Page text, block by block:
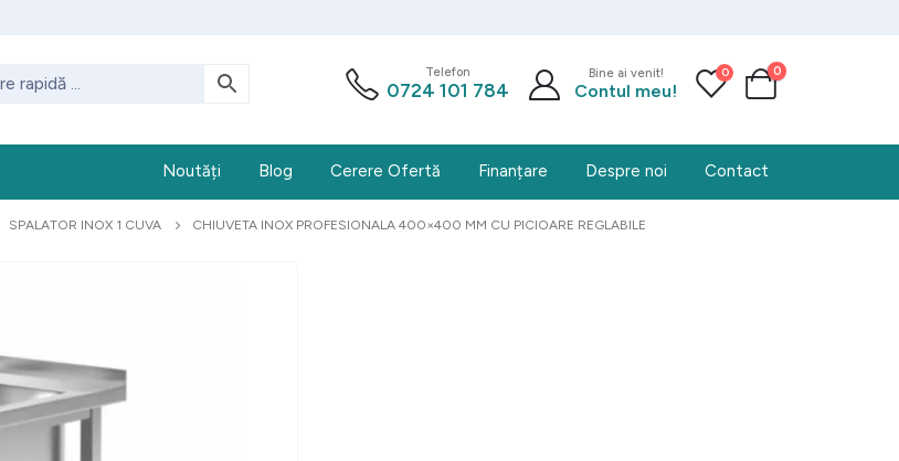
Telefon
0724 101 784
Bine ai venit!
Contul meu!
0 0
Noutăți Blog Cerere Ofertă Finanțare Despre noi Contact
SPALATOR INOX 1 CUVA CHIUVETA INOX PROFESIONALA 400×400 MM CU PICIOARE REGLABILE